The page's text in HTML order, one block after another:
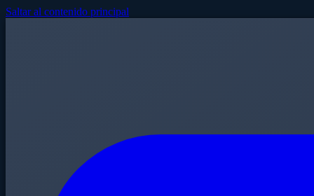
Saltar al contenido principal